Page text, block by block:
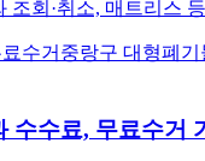
회·취소, 매트리스
수거 중랑구 대형폐기
수수료, 무료수거